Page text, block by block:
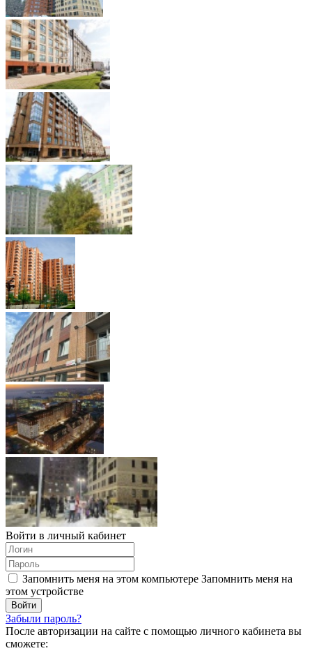
Войти в личный кабинет
Запомнить меня на этом компьютере Запомнить меня на
этом устройстве
Забыли пароль?
После авторизации на сайте с помощью личного кабинета вы
сможете: